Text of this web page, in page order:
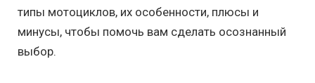
типы мотоциклов, их особенности, плюсы и
минусы, чтобы помочь вам сделать осознанный
выбор.